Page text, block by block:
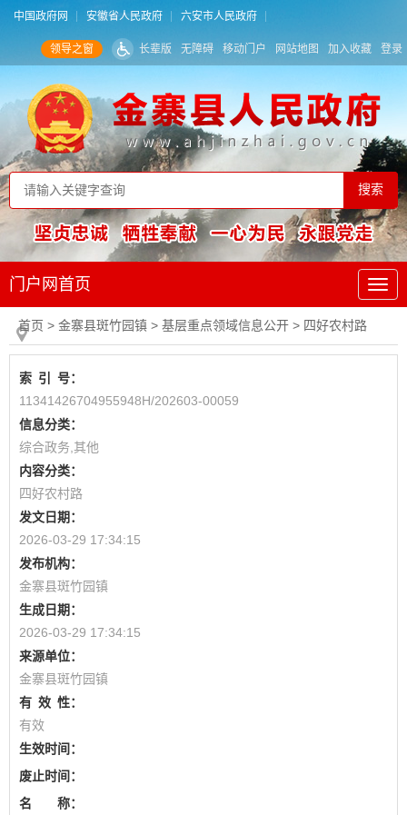
中国政府网 安徽省人民政府 六安市人民政府
领导之窗 长辈版 无障碍 移动门户 网站地图 加入收藏 登录
门户网首页
首页 > 金寨县斑竹园镇 > 基层重点领域信息公开 > 四好农村路
索 引
号：
11341426704955948H/202603-00059
信息分类：
综合政务,其他
内容分类：
四好农村路
发文日期：
2026-03-29 17:34:15
发布机构：
金寨县斑竹园镇
生成日期：
2026-03-29 17:34:15
来源单位：
金寨县斑竹园镇
有 效 性：
有效
生效时间：
废止时间：
名 称：